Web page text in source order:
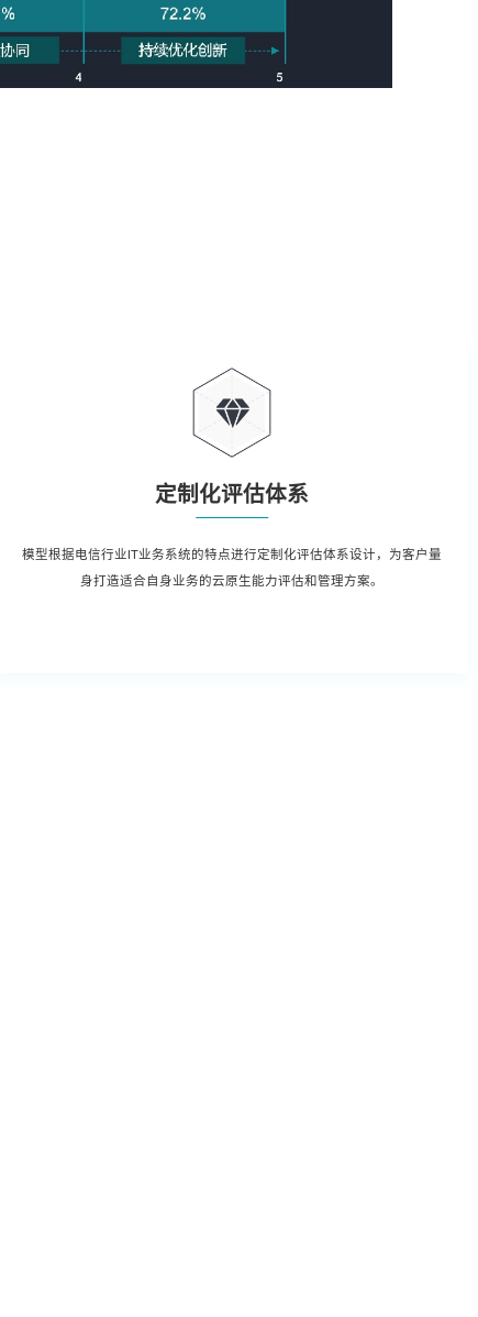
定制化评估体系
模型根据电信行业IT业务系统的特点进行定制化评估体系设计，为客户量
身打造适合自身业务的云原生能力评估和管理方案。